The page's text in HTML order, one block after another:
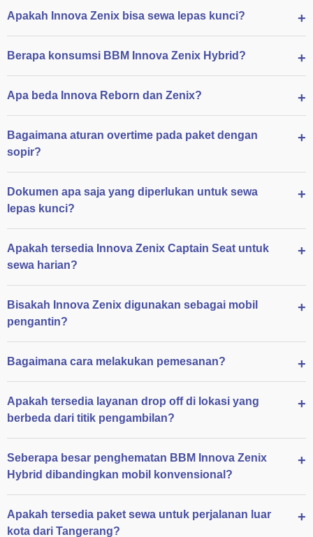
Apakah Innova Zenix bisa sewa lepas kunci?
Berapa konsumsi BBM Innova Zenix Hybrid?
Apa beda Innova Reborn dan Zenix?
Bagaimana aturan overtime pada paket dengan
sopir?
Dokumen apa saja yang diperlukan untuk sewa
lepas kunci?
Apakah tersedia Innova Zenix Captain Seat untuk
sewa harian?
Bisakah Innova Zenix digunakan sebagai mobil
pengantin?
Bagaimana cara melakukan pemesanan?
Apakah tersedia layanan drop off di lokasi yang
berbeda dari titik pengambilan?
Seberapa besar penghematan BBM Innova Zenix
Hybrid dibandingkan mobil konvensional?
Apakah tersedia paket sewa untuk perjalanan luar
kota dari Tangerang?